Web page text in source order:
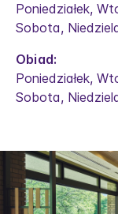
Poniedziałek,
Sobota,
Obiad:
Poniedziałek,
Sobota,